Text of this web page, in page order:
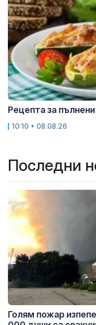
Рецепта за
10:10 • 08.08.26
Последни
Голям пожар